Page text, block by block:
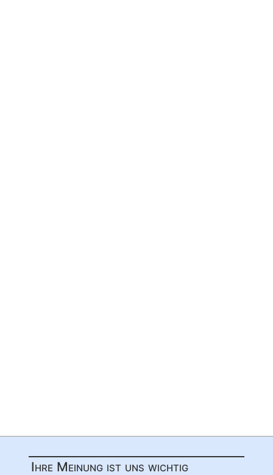
Ihre Meinung ist uns wichtig